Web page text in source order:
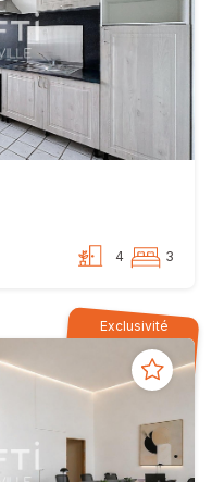
4 3
Exclusivité